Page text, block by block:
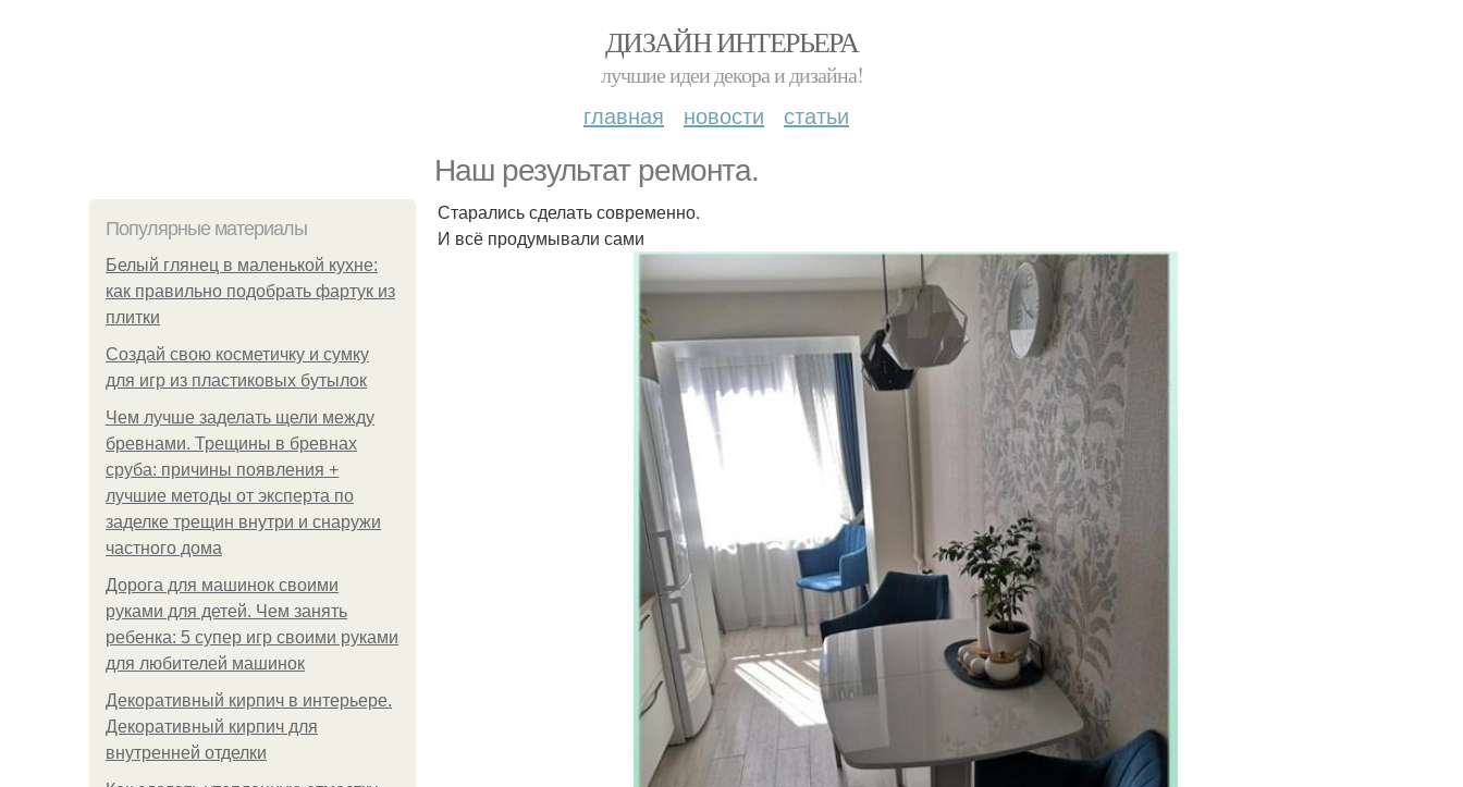
ДИЗАЙН ИНТЕРЬЕРА
лучшие идеи декора и дизайна!
главная новости статьи
Наш результат ремонта.
Популярные материалы
Белый глянец в маленькой кухне:
как правильно подобрать фартук из
плитки
Создай свою косметичку и сумку
для игр из пластиковых бутылок
Чем лучше заделать щели между
бревнами. Трещины в бревнах
сруба: причины появления +
лучшие методы от эксперта по
заделке трещин внутри и снаружи
частного дома
Дорога для машинок своими
руками для детей. Чем занять
ребенка: 5 супер игр своими руками
для любителей машинок
Декоративный кирпич в интерьере.
Декоративный кирпич для
внутренней отделки
Старались сделать современно.
И всё продумывали сами